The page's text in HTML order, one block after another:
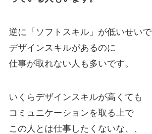
逆に「ソフトスキル」が低いせいで
デザインスキルがあるのに
仕事が取れない人も多いです。
いくらデザインスキルが高くても
コミュニケーションを取る上で
この人とは仕事したくないな、、